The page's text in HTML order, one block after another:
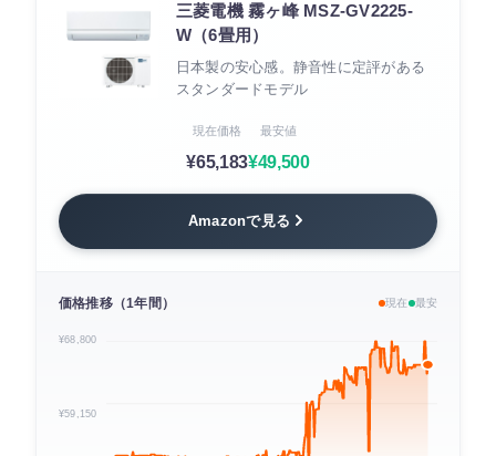
三菱電機 霧ヶ峰 MSZ-GV2225-
W（6畳用）
日本製の安心感。静音性に定評がある
スタンダードモデル
現在価格
¥65,183
最安値
¥49,500
Amazonで見る
価格推移（1年間） 現在 最安
¥68,800
¥59,150